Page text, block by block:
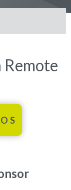
Remote